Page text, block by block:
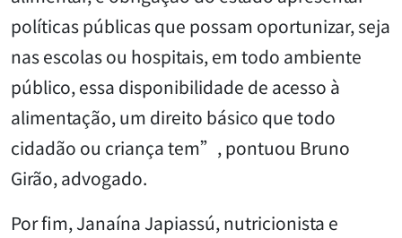
políticas públicas que possam oportunizar, seja
nas escolas ou hospitais, em todo ambiente
público, essa disponibilidade de acesso à
alimentação, um direito básico que todo
cidadão ou criança tem”, pontuou Bruno
Girão, advogado.
Por fim, Janaína Japiassú, nutricionista e